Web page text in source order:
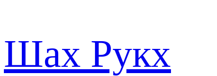
Шах Рукх